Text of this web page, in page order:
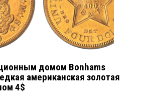
домом Bonhams
американская золотая
4$